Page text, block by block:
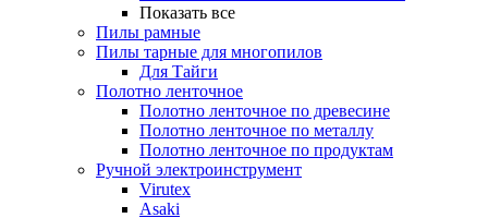
Показать все
Пилы рамные
Пилы тарные для многопилов
Для Тайги
Полотно ленточное
Полотно ленточное по древесине
Полотно ленточное по металлу
Полотно ленточное по продуктам
Ручной электроинструмент
Virutex
Asaki